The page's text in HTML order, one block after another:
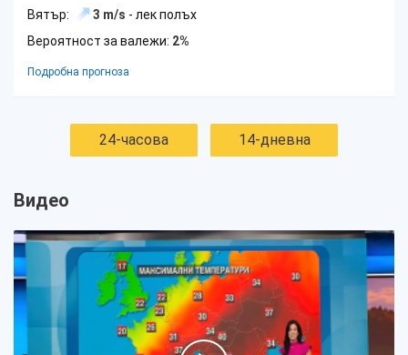
Вятър: 3 m/s - лек полъх
Вероятност за валежи: 2%
Подробна прогноза
24-часова 14-дневна
Видео